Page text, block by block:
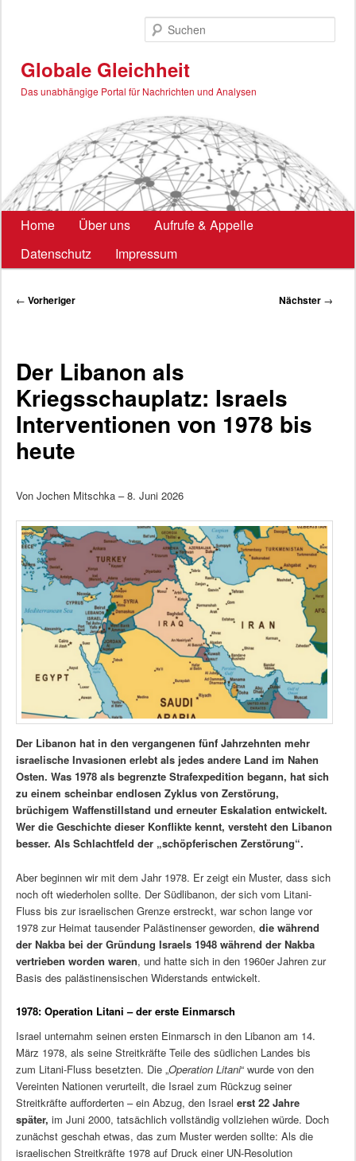
Globale Gleichheit
Das unabhängige Portal für Nachrichten und Analysen
Hauptmenü
Home Über uns
Aufrufe & Appelle
Datenschutz
Impressum
Beitragsnavigation
← Vorheriger Nächster →
Der Libanon als
Kriegsschauplatz: Israels
Interventionen von 1978 bis
heute
Von Jochen Mitschka – 8. Juni 2026
Der Libanon hat in den vergangenen fünf Jahrzehnten mehr
israelische Invasionen erlebt als jedes andere Land im Nahen
Osten. Was 1978 als begrenzte Strafexpedition begann, hat sich
zu einem scheinbar endlosen Zyklus von Zerstörung,
brüchigem Waffenstillstand und erneuter Eskalation entwickelt.
Wer die Geschichte dieser Konflikte kennt, versteht den Libanon
besser. Als Schlachtfeld der „schöpferischen Zerstörung“.
Aber beginnen wir mit dem Jahr 1978. Er zeigt ein Muster, dass sich
noch oft wiederholen sollte. Der Südlibanon, der sich vom Litani-
Fluss bis zur israelischen Grenze erstreckt, war schon lange vor
1978 zur Heimat tausender Palästinenser geworden, die während
der Nakba bei der Gründung Israels 1948 während der Nakba
vertrieben worden waren, und hatte sich in den 1960er Jahren zur
Basis des palästinensischen Widerstands entwickelt.
1978: Operation Litani – der erste Einmarsch
Israel unternahm seinen ersten Einmarsch in den Libanon am 14.
März 1978, als seine Streitkräfte Teile des südlichen Landes bis
zum Litani-Fluss besetzten. Die „Operation Litani“ wurde von den
Vereinten Nationen verurteilt, die Israel zum Rückzug seiner
Streitkräfte aufforderten – ein Abzug, den Israel erst 22 Jahre
später, im Juni 2000, tatsächlich vollständig vollziehen würde. Doch
zunächst geschah etwas, das zum Muster werden sollte: Als die
israelischen Streitkräfte 1978 auf Druck einer UN-Resolution